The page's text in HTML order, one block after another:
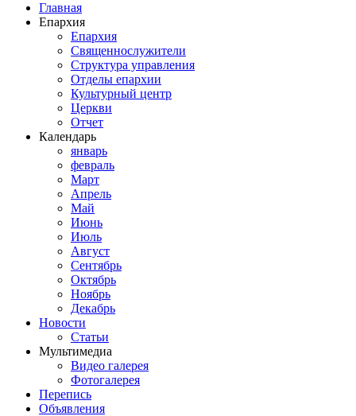
Главная
Епархия
Епархия
Священнослужители
Структура управления
Отделы епархии
Культурный центр
Церкви
Отчет
Календарь
январь
февраль
Март
Апрель
Май
Июнь
Июль
Август
Сентябрь
Октябрь
Ноябрь
Декабрь
Новости
Статьи
Мультимедиа
Видео галерея
Фотогалерея
Перепись
Объявления